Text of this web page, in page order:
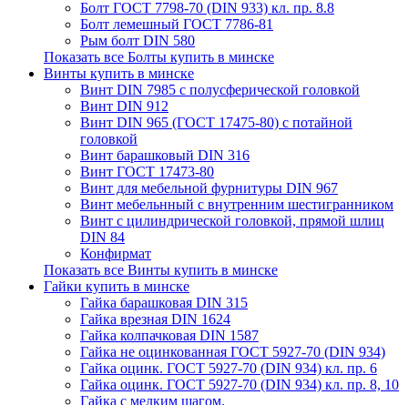
Болт ГОСТ 7798-70 (DIN 933) кл. пр. 8.8
Болт лемешный ГОСТ 7786-81
Рым болт DIN 580
Показать все Болты купить в минске
Винты купить в минске
Винт DIN 7985 с полусферической головкой
Винт DIN 912
Винт DIN 965 (ГОСТ 17475-80) с потайной
головкой
Винт барашковый DIN 316
Винт ГОСТ 17473-80
Винт для мебельной фурнитуры DIN 967
Винт мебельнный с внутренним шестигранником
Винт с цилиндрической головкой, прямой шлиц
DIN 84
Конфирмат
Показать все Винты купить в минске
Гайки купить в минске
Гайка барашковая DIN 315
Гайка врезная DIN 1624
Гайка колпачковая DIN 1587
Гайка не оцинкованная ГОСТ 5927-70 (DIN 934)
Гайка оцинк. ГОСТ 5927-70 (DIN 934) кл. пр. 6
Гайка оцинк. ГОСТ 5927-70 (DIN 934) кл. пр. 8, 10
Гайка с мелким шагом.